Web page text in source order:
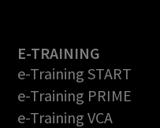
E-TRAINING
e-Training START
e-Training PRIME
e-Training VCA